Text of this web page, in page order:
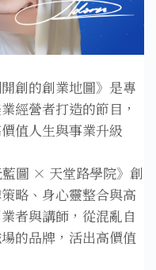
創的創業地圖》是專
經營者打造的節目，
值人生與事業升級
圖 × 天堂路學院》創
略、身心靈整合與高
者與講師，從混亂自
的品牌，活出高價值